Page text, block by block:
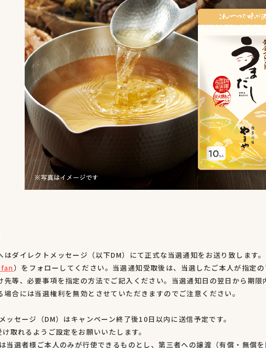
はダイレクトメッセージ（以下DM）にて正式な当選通知をお送り致します
）をフォローしてください。当選通知受取後は、当選したご本人が指定
先等、必要事項を指定の方法でご記入ください。当選通知日の翌日から期
場合には当選権利を無効とさせていただきますのでご注意ください。
ッセージ（DM）はキャンペーン終了後10日以内に送信予定です。
取れるようご設定をお願いいたします。
当選者様ご本人のみが行使できるものとし、第三者への譲渡（有償・無償